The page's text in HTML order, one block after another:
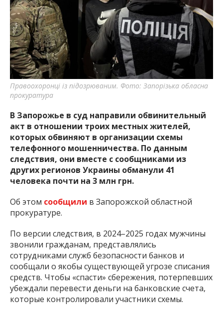
важную информацию о событиях
города Запорожья и области.
Правоохоронці із підозрюваним. Фото: Запорізька обласна
прокуратура
В Запорожье в суд направили обвинительный
акт в отношении троих местных жителей,
которых обвиняют в организации схемы
телефонного мошенничества. По данным
следствия, они вместе с сообщниками из
других регионов Украины обманули 41
человека почти на 3 млн грн.
Об этом сообщили в Запорожской областной
прокуратуре.
По версии следствия, в 2024–2025 годах мужчины
звонили гражданам, представлялись
сотрудниками служб безопасности банков и
сообщали о якобы существующей угрозе списания
средств. Чтобы «спасти» сбережения, потерпевших
убеждали перевести деньги на банковские счета,
которые контролировали участники схемы.